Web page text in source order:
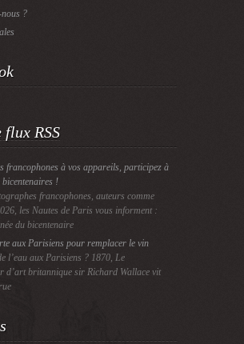
?
flux RSS
francophones à vos appareils, participez à
!
francophones, auteurs comme
les Nautes de Paris vous informent :
du bicentenaire
aux Parisiens pour remplacer le vin
l’eau aux Parisiens ? 1870, Le
d’art britannique sir Richard Wallace vit